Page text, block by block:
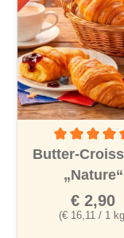
Butter-
„Nature“
(€ 16,11 / 1
€ 2,90